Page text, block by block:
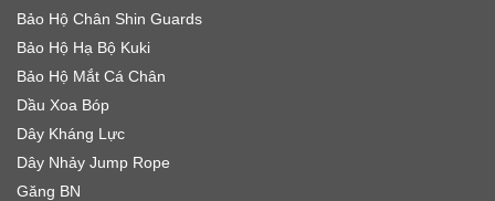
Bảo Hộ Chân Shin Guards
Bảo Hộ Hạ Bộ Kuki
Bảo Hộ Mắt Cá Chân
Dầu Xoa Bóp
Dây Kháng Lực
Dây Nhảy Jump Rope
Găng BN